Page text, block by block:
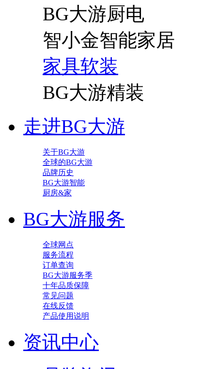
BG大游厨电
智小金智能家居
家具软装
BG大游精装
走进BG大游
关于BG大游
全球的BG大游
品牌历史
BG大游智能
厨房&家
BG大游服务
全球网点
服务流程
订单查询
BG大游服务季
十年品质保障
常见问题
在线反馈
产品使用说明
资讯中心